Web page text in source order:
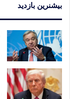
بیشنرین بازدید